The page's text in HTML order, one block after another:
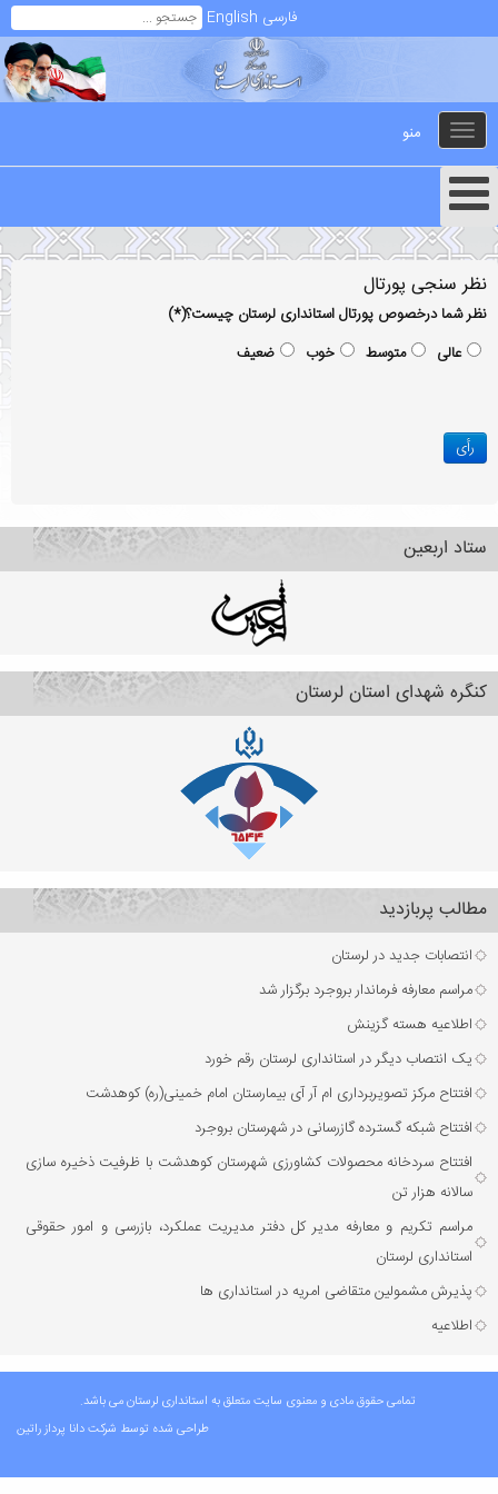
فارسی English
Toggle
navigation
منو
نظر سنجی پورتال
نظر شما درخصوص پورتال استانداری لرستان چیست؟(*)
عالی
متوسط خوب ضعیف
ستاد اربعین
کنگره شهدای استان لرستان
مطالب پربازدید
انتصابات جدید در لرستان
مراسم معارفه فرماندار بروجرد برگزار شد
اطلاعیه هسته گزینش
یک انتصاب دیگر در استانداری لرستان رقم خورد
افتتاح مرکز تصویربرداری ام آر آی بیمارستان امام خمینی(ره) کوهدشت
افتتاح شبکه گسترده گازرسانی در شهرستان بروجرد
افتتاح سردخانه محصولات کشاورزی شهرستان کوهدشت با ظرفیت ذخیره‌ سازی
سالانه هزار تن
مراسم تکریم و معارفه مدیر کل دفتر مدیریت عملکرد، بازرسی و امور حقوقی
استانداری لرستان
پذیرش مشمولین متقاضی امریه در استانداری ها
اطلاعیه
تمامی حقوق مادی و معنوی سایت متعلق به استانداری لرستان می باشد.
طراحی شده توسط شرکتدانا پرداز راتین